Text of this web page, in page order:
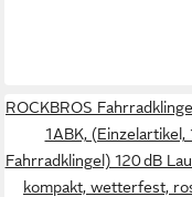
ROCKBROS
1ABK, (Einzelartikel,
Fahrradklingel) 120 dB
kompakt, wetterfest,